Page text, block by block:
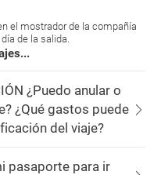
el mostrador de la compañía
de la salida.
¿Puedo anular o
¿Qué gastos puede
del viaje?
pasaporte para ir